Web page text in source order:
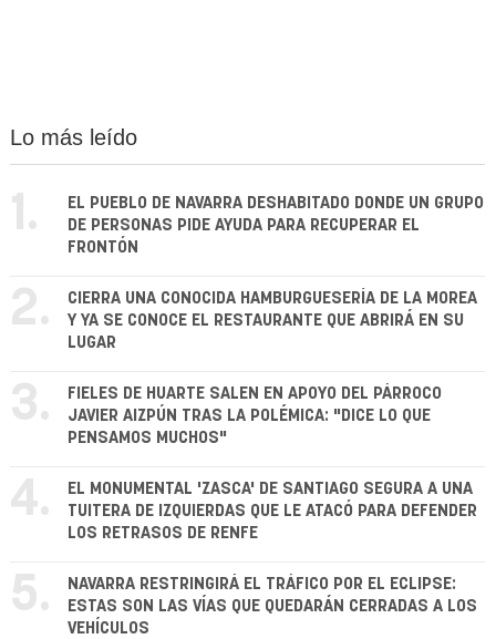
Lo más leído
1.
EL PUEBLO DE NAVARRA DESHABITADO DONDE UN GRUPO
DE PERSONAS PIDE AYUDA PARA RECUPERAR EL
FRONTÓN
2.
CIERRA UNA CONOCIDA HAMBURGUESERÍA DE LA MOREA
Y YA SE CONOCE EL RESTAURANTE QUE ABRIRÁ EN SU
LUGAR
3.
FIELES DE HUARTE SALEN EN APOYO DEL PÁRROCO
JAVIER AIZPÚN TRAS LA POLÉMICA: "DICE LO QUE
PENSAMOS MUCHOS"
4.
EL MONUMENTAL 'ZASCA' DE SANTIAGO SEGURA A UNA
TUITERA DE IZQUIERDAS QUE LE ATACÓ PARA DEFENDER
LOS RETRASOS DE RENFE
5.
NAVARRA RESTRINGIRÁ EL TRÁFICO POR EL ECLIPSE:
ESTAS SON LAS VÍAS QUE QUEDARÁN CERRADAS A LOS
VEHÍCULOS